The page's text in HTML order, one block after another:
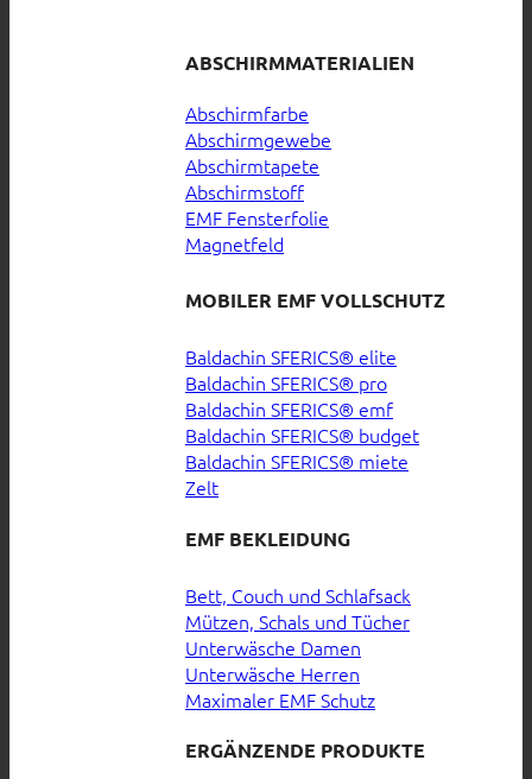
ABSCHIRMMATERIALIEN
Abschirmfarbe
Abschirmgewebe
Abschirmtapete
Abschirmstoff
EMF Fensterfolie
Magnetfeld
MOBILER EMF VOLLSCHUTZ
Baldachin SFERICS® elite
Baldachin SFERICS® pro
Baldachin SFERICS® emf
Baldachin SFERICS® budget
Baldachin SFERICS® miete
Zelt
EMF BEKLEIDUNG
Bett, Couch und Schlafsack
Mützen, Schals und Tücher
Unterwäsche Damen
Unterwäsche Herren
Maximaler EMF Schutz
ERGÄNZENDE PRODUKTE